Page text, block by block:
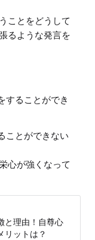
ことをどうして
るような発言を
することができ
ことができない
心が強くなって
と理由！自尊心
リットは？